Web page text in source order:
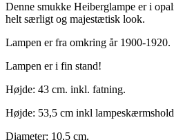
Denne smukke Heiberglampe er i
helt særligt og majestætisk look.
Lampen er fra omkring år 1900-1920.
Lampen er i fin stand!
Højde: 43 cm. inkl. fatning.
Højde: 53,5 cm inkl
Diameter: 10,5 cm.